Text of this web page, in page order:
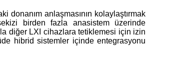
anlaşmasının kolaylaştırmak
birden fazla anasistem üzerinde
diğer LXI cihazlara tetiklemesi için izin
hibrid sistemler içinde entegrasyonu